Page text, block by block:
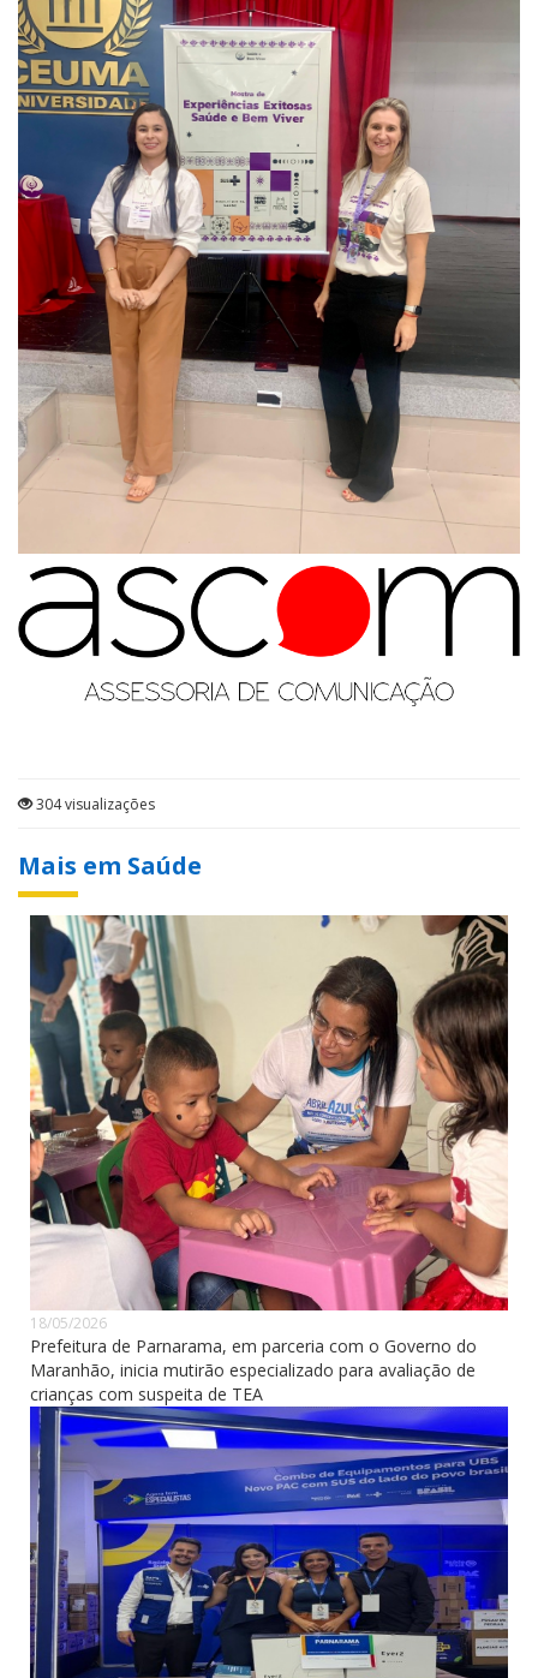
304 visualizações
Mais em Saúde
18/05/2026
Prefeitura de Parnarama, em parceria com o Governo do
Maranhão, inicia mutirão especializado para avaliação de
crianças com suspeita de TEA